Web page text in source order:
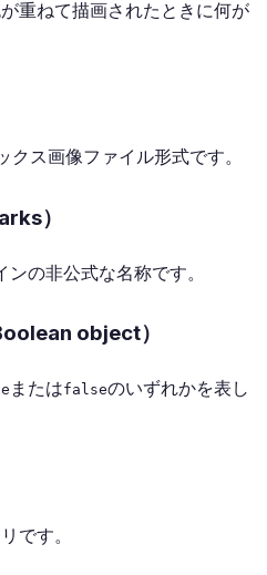
重ねて描画されたときに何が
ス画像ファイル形式です。
）
の非公式な名称です。
object）
またはfalseのいずれかを表し
です。